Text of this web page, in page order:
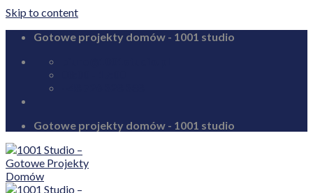
Skip to content
Gotowe projekty domów - 1001 studio
Gotowe projekty domów - 1001 studio